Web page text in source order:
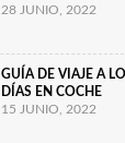
28 JUNIO, 2022
GUÍA DE VIAJE A
DÍAS EN COCHE
15 JUNIO, 2022